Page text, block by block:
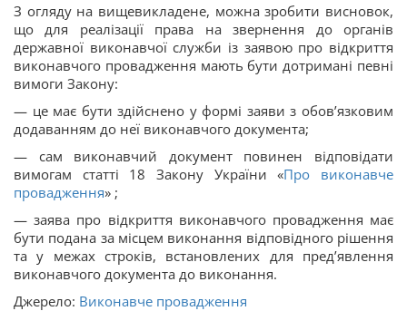
З огляду на вищевикладене, можна зробити висновок,
що для реалізації права на звернення до органів
державної виконавчої служби із заявою про відкриття
виконавчого провадження мають бути дотримані певні
вимоги Закону:
— це має бути здійснено у формі заяви з обов’язковим
додаванням до неї виконавчого документа;
— сам виконавчий документ повинен відповідати
вимогам статті 18 Закону України «Про виконавче
провадження» ;
— заява про відкриття виконавчого провадження має
бути подана за місцем виконання відповідного рішення
та у межах строків, встановлених для пред’явлення
виконавчого документа до виконання.
Джерело: Виконавче провадження